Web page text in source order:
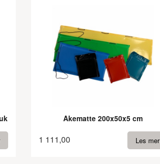
Akematte 200x50x5 cm
1 111,00 Les mer